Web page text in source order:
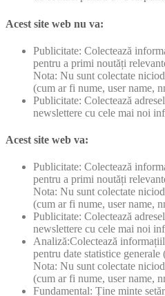
Acest site web nu va:
Publicitate: Colectează
pentru a primi noutăți
Nota: Nu sunt colectate
(cum ar fi nume, user name,
Publicitate: Colectează
newslettere cu cele mai noi
Acest site web va:
Publicitate: Colectează
pentru a primi noutăți
Nota: Nu sunt colectate
(cum ar fi nume, user name,
Publicitate: Colectează
newslettere cu cele mai noi
Analiză:Colectează
pentru date statistice
Nota: Nu sunt colectate
(cum ar fi nume, user name,
Fundamental: Ține minte